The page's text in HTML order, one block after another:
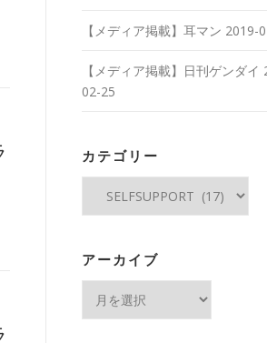
【メディア掲載】耳マン 2019-
【メディア掲載】日刊ゲンダイ
02-25
カテゴリー
ー
アーカイブ